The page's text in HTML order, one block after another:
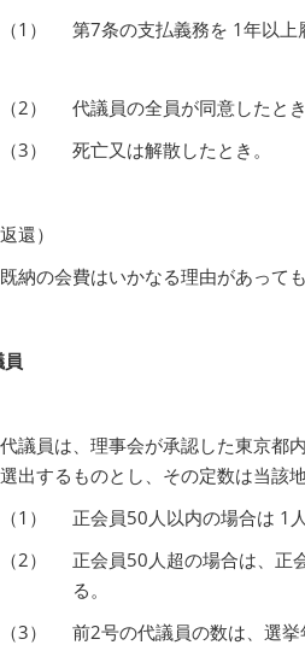
（1）
第7条の支払義務を 1年以上
（2）
代議員の全員が同意したとき
（3）
死亡又は解散したとき。
還）
既納の会費はいかなる理由があって
代議員は、理事会が承認した東京都
選出するものとし、その定数は当該
（1）
正会員50人以内の場合は 1人
（2）
正会員50人超の場合は、正
る。
（3）
前2号の代議員の数は、選